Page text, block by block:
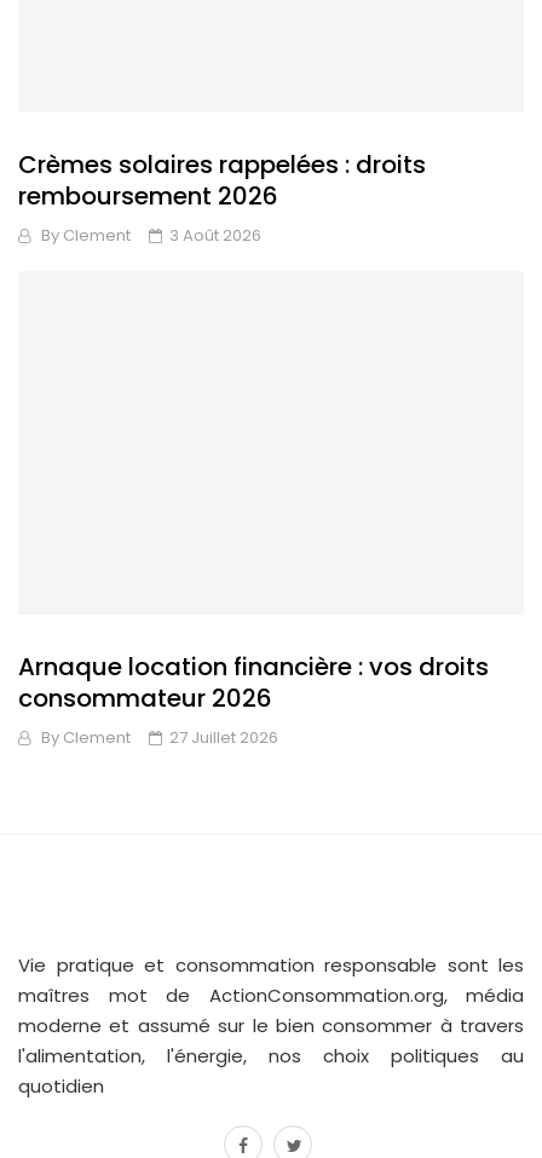
Crèmes solaires rappelées : droits
remboursement 2026
By Clement 3 Août 2026
Arnaque location financière : vos droits
consommateur 2026
By Clement 27 Juillet 2026
Vie pratique et consommation responsable sont les
maîtres mot de ActionConsommation.org, média
moderne et assumé sur le bien consommer à travers
l'alimentation, l'énergie, nos choix politiques au
quotidien
facebook
twitter